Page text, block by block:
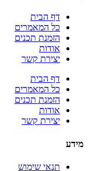
דף הבית
כל המאמרים
הזמנת תכנים
אודות
יצירת קשר
דף הבית
כל המאמרים
הזמנת תכנים
אודות
יצירת קשר
מידע
תנאי שימוש